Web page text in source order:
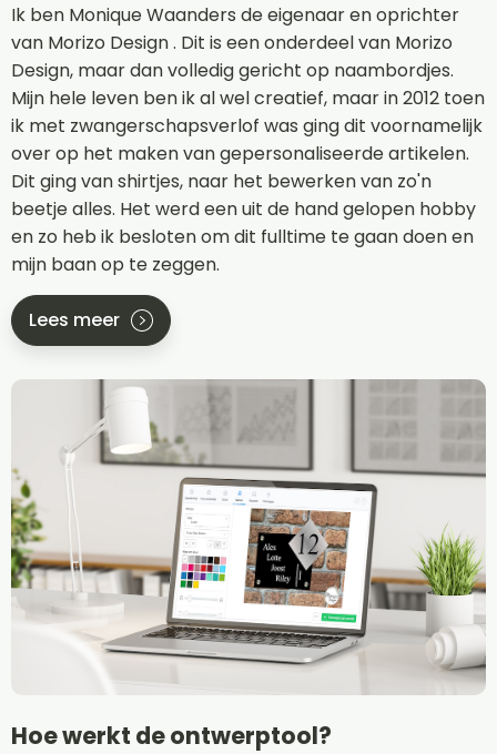
Ik ben Monique Waanders de eigenaar en oprichter
van Morizo Design . Dit is een onderdeel van Morizo
Design, maar dan volledig gericht op naambordjes.
Mijn hele leven ben ik al wel creatief, maar in 2012 toen
ik met zwangerschapsverlof was ging dit voornamelijk
over op het maken van gepersonaliseerde artikelen.
Dit ging van shirtjes, naar het bewerken van zo'n
beetje alles. Het werd een uit de hand gelopen hobby
en zo heb ik besloten om dit fulltime te gaan doen en
mijn baan op te zeggen.
Lees meer
Hoe werkt de ontwerptool?